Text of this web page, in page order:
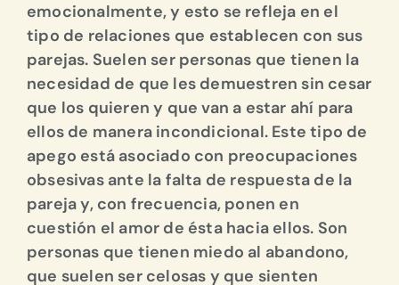
emocionalmente, y esto se refleja en el
tipo de relaciones que establecen con sus
parejas. Suelen ser personas que tienen la
necesidad de que les demuestren sin cesar
que los quieren y que van a estar ahí para
ellos de manera incondicional. Este tipo de
apego está asociado con preocupaciones
obsesivas ante la falta de respuesta de la
pareja y, con frecuencia, ponen en
cuestión el amor de ésta hacia ellos. Son
personas que tienen miedo al abandono,
que suelen ser celosas y que sienten